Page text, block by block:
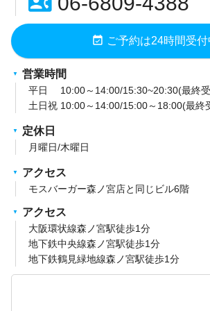
event_available ご予約は24時間受付
営業時間
平日 10:00～14:00/15:30~20:30(最終
土日祝 10:00～14:00/15:00～18:00(最終
定休日
月曜日/木曜日
アクセス
モスバーガー森ノ宮店と同じビル6階
アクセス
大阪環状線森ノ宮駅徒歩1分
地下鉄中央線森ノ宮駅徒歩1分
地下鉄鶴見緑地線森ノ宮駅徒歩1分